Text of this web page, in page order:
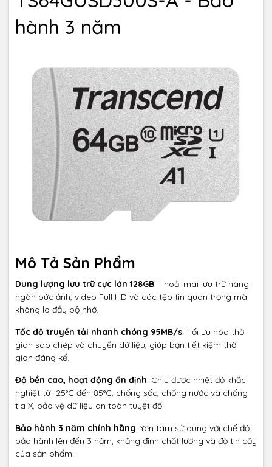
hành 3 năm
Mô Tả Sản Phẩm
Dung lượng lưu trữ cực lớn 128GB: Thoải mái lưu trữ hàng
ngàn bức ảnh, video Full HD và các tệp tin quan trọng mà
không lo đầy bộ nhớ.
Tốc độ truyền tải nhanh chóng 95MB/s: Tối ưu hóa thời
gian sao chép và chuyển dữ liệu, giúp bạn tiết kiệm thời
gian đáng kể.
Độ bền cao, hoạt động ổn định: Chịu được nhiệt độ khắc
nghiệt từ -25°C đến 85°C, chống sốc, chống nước và chống
tia X, bảo vệ dữ liệu an toàn tuyệt đối.
Bảo hành 3 năm chính hãng: Yên tâm sử dụng với chế độ
bảo hành lên đến 3 năm, khẳng định chất lượng và độ tin cậy
của sản phẩm.